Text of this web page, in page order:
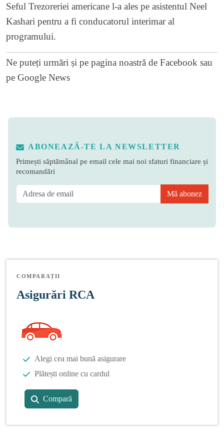
Seful Trezoreriei americane l-a ales pe asistentul Neel
Kashari pentru a fi conducatorul interimar al
programului.
Ne puteți urmări și pe pagina noastră de Facebook sau
pe Google News
ABONEAZĂ-TE LA NEWSLETTER
Primești săptămânal pe email cele mai noi sfaturi financiare și
recomandări
Mă abonez
COMPARAȚII
Asigurări RCA
Alegi cea mai bună asigurare
Plătești online cu cardul
Compară